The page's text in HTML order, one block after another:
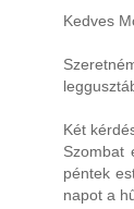
Kedves
Két
Szombat
péntek
napot a